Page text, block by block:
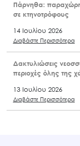
Πάρνηθα:
σε κτηνοτρόφους
14 Ιουλίου 2026
Διαβάστε Περισσότερα
Δακτυλιώσεις
περιοχές όλης της
13 Ιουλίου 2026
Διαβάστε Περισσότερα